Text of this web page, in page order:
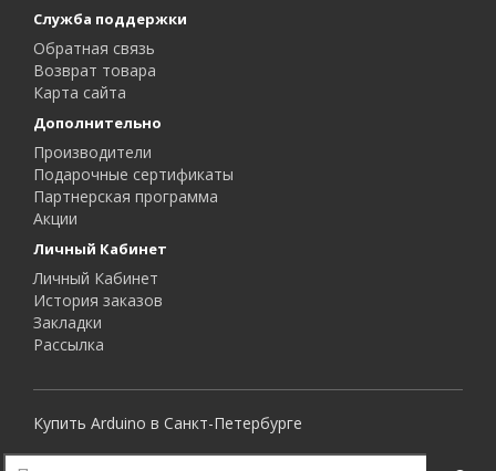
Служба поддержки
Обратная связь
Возврат товара
Карта сайта
Дополнительно
Производители
Подарочные сертификаты
Партнерская программа
Акции
Личный Кабинет
Личный Кабинет
История заказов
Закладки
Рассылка
Купить Arduino в Санкт-Петербурге
Все права защищены.